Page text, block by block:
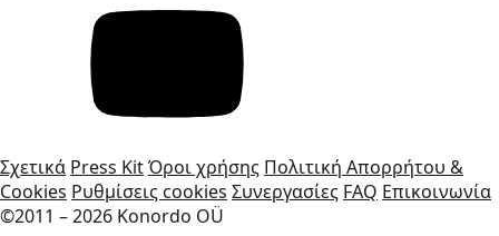
Σχετικά Press KitΌροι χρήσης Πολιτική Απορρήτου &
Cookies Ρυθμίσεις cookies Συνεργασίες FAQ Επικοινωνία
©2011 – 2026 Konordo OÜ